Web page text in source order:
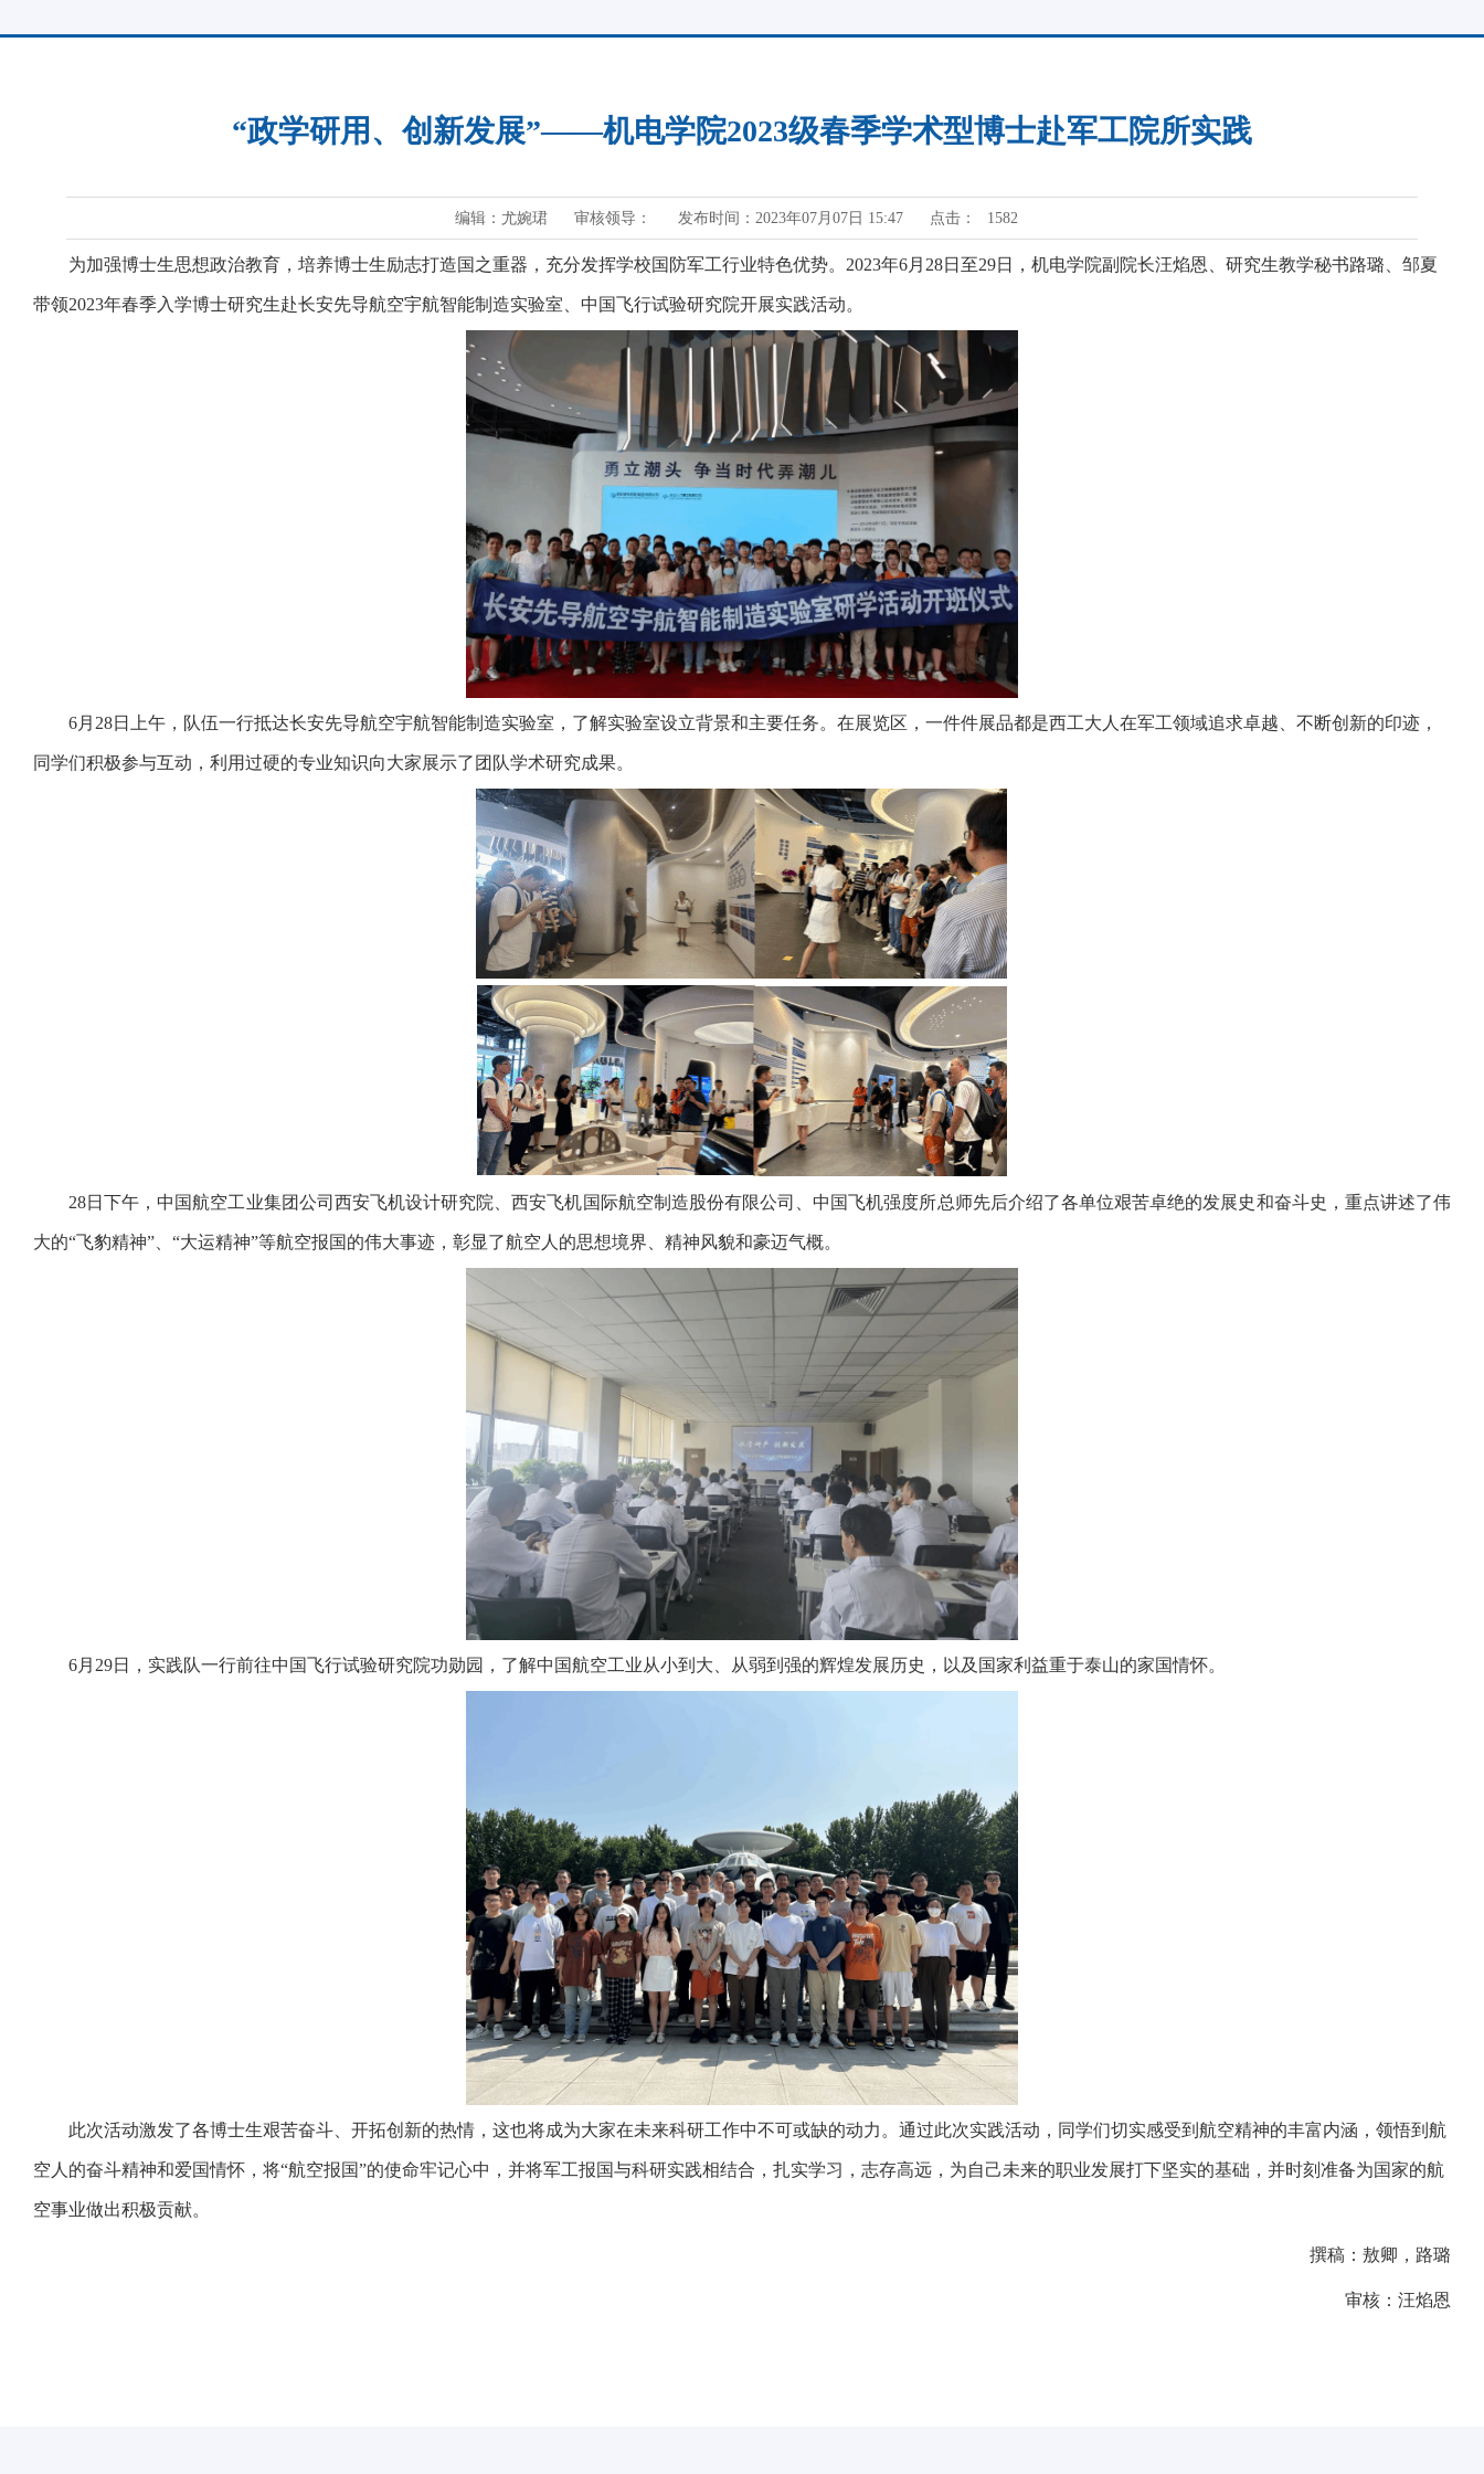
“政学研用、创新发展”——机电学院2023级春季学术型博士赴军工院所实践
编辑：尤婉珺 审核领导： 发布时间：2023年07月07日 15:47 点击： 1582
为加强博士生思想政治教育，培养博士生励志打造国之重器，充分发挥学校国防军工行业特色优势。 2023年6月28日至29日，机电学院副院长汪焰恩 研究生教学秘书路璐、邹夏
带领2023年春季入学博士研究生赴长安先导航空宇航智能制造实验室、中国飞行试验研究院开展实践活动。
6月28日上午， 队伍一行抵达长安先导航空宇航智能制造实验室，了解实验室设立背景和主要任务。在展览区，一件件展品都是西工大人在军工领域追求卓越、不断创新的印迹，
同学们积极参与互动， 利用过硬的专业知识向大家展示了团队学术研究成果。
28日下午， 中国航空工业集团公司西安飞机设计研究院、西安飞机国际航空制造股份有限公司、中国飞机强度所总师先后介绍了各单位艰苦卓绝的发展史和奋斗史，重点讲述了伟
大的“飞豹精神” “大运精神”等航空报国的伟大事迹 ，彰显了航空人的思想境界、精神风貌和豪迈气概。
6月29日，实践队一行前往中国飞行试验研究院功勋园，了解中国航空工业从小到大、从弱到强的辉煌发展历史，以及国家利益重于泰山的家国情怀。
此次活动激发了各博士生艰苦奋斗、开拓创新的热情，这也将成为大家在未来科研工作中不可或缺的动力。 通过此次实践活动，同学们切实感受到航空精神的丰富内涵，领悟到航
空人的奋斗精神和爱国情怀 ， 将“航空报国”的使命牢记心中，并将军工报国与科研实践相结合，扎实学习，志存高远，为自己未来的职业发展打下坚实的基础，并时刻准备为国家的航
空事业做出积极贡献。
撰稿：敖卿，路璐
审核：汪焰恩